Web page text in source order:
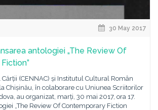
30 May 2017
antologiei „The Review Of
(CENNAC) și Institutul Cultural Român
Chișinău, în colaborare cu Uniunea Scriitorilor
au organizat, marți, 30 mai 2017, ora 17.
„The Review Of Contemporary Fiction